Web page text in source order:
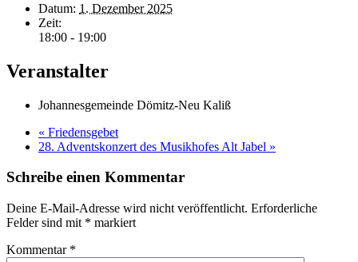
Datum: 1. Dezember 2025
Zeit:
18:00 - 19:00
Veranstalter
Johannesgemeinde Dömitz-Neu Kaliß
« Friedensgebet
28. Adventskonzert des Musikhofes Alt Jabel »
Schreibe einen Kommentar
Deine E-Mail-Adresse wird nicht veröffentlicht. Erforderliche
Felder sind mit * markiert
Kommentar *